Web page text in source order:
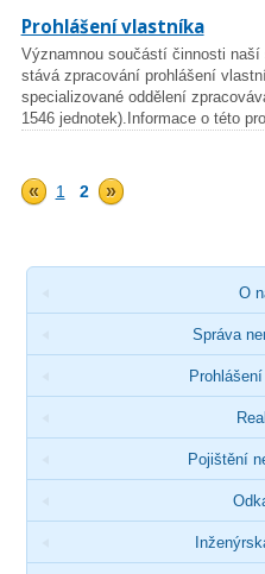
Prohlášení vlastníka
Významnou součástí činnosti
stává zpracování prohlášení
specializované oddělení
1546 jednotek).Informace o této
« 1 2 »
O
Správa
Pojištění